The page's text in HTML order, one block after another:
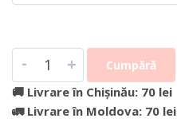
- + Cumpără
🚚 Livrare în Chișinău: 70 lei
🚛 Livrare în Moldova: 70 lei